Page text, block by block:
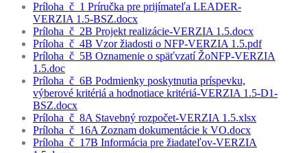
Príloha_č_1 Príručka pre prijímateľa LEADER-
VERZIA 1.5-BSZ.docx
Príloha_č_2B Projekt realizácie-VERZIA 1.5.docx
Príloha_č_4B Vzor žiadosti o NFP-VERZIA 1.5.pdf
Príloha_č_5B Oznamenie o späťvzatí ŽoNFP-VERZIA
1.5.doc
Príloha_č_6B Podmienky poskytnutia príspevku,
výberové kritériá a hodnotiace kritériá-VERZIA 1.5-D1-
BSZ.docx
Príloha_č_8A Stavebný rozpočet-VERZIA 1.5.xlsx
Príloha_č_16A Zoznam dokumentácie k VO.docx
Príloha_č_17B Informácia pre žiadateľov-VERZIA